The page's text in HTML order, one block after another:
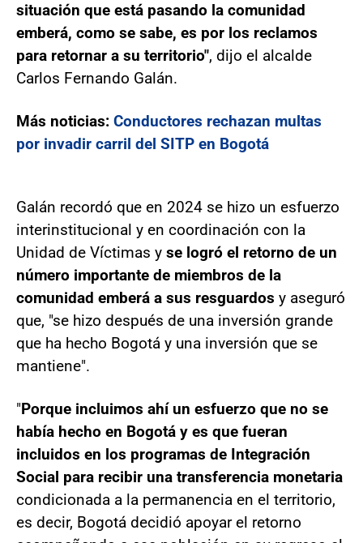
situación que está pasando la comunidad
emberá, como se sabe, es por los reclamos
para retornar a su territorio", dijo el alcalde
Carlos Fernando Galán.
Más noticias: Conductores rechazan multas
por invadir carril del SITP en Bogotá
Galán recordó que en 2024 se hizo un esfuerzo
interinstitucional y en coordinación con la
Unidad de Víctimas y se logró el retorno de un
número importante de miembros de la
comunidad emberá a sus resguardos y aseguró
que, "se hizo después de una inversión grande
que ha hecho Bogotá y una inversión que se
mantiene".
"Porque incluimos ahí un esfuerzo que no se
había hecho en Bogotá y es que fueran
incluidos en los programas de Integración
Social para recibir una transferencia monetaria
condicionada a la permanencia en el territorio,
es decir, Bogotá decidió apoyar el retorno